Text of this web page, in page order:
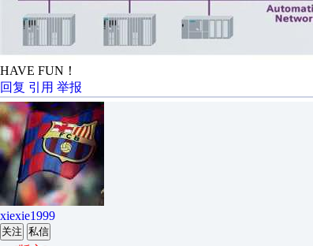
HAVE FUN！
回复 引用 举报
xiexie1999
关注 私信